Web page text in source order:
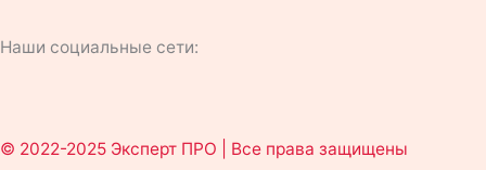
h
n
h
t
e
e
Наши социальные сети:
k d e o
© 2022-2025 Эксперт ПРО | Все права защищены